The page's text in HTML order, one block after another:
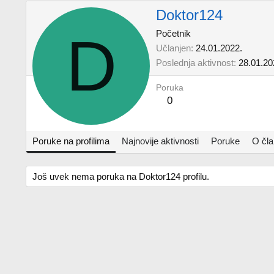
D
Doktor124
Početnik
Učlanjen 24.01.2022.
Poslednja aktivnost
Poruka
0
Poruke na profilima Najnovije aktivnosti Poruke O
Još uvek nema poruka na Doktor124 profilu.